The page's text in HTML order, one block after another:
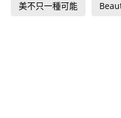
美不只一種可能